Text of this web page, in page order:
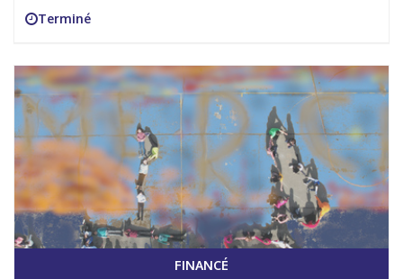
Terminé
FINANCÉ